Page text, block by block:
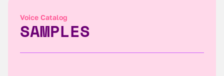
Voice Catalog
SAMPLES